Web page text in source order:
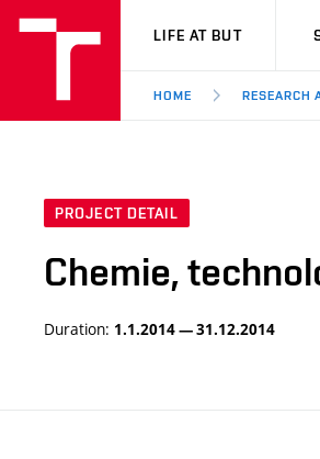
VUT
LIFE AT BUT
HOME RESEARCH
PROJECT DETAIL
Chemie,
Duration: 1.1.2014 — 31.12.2014